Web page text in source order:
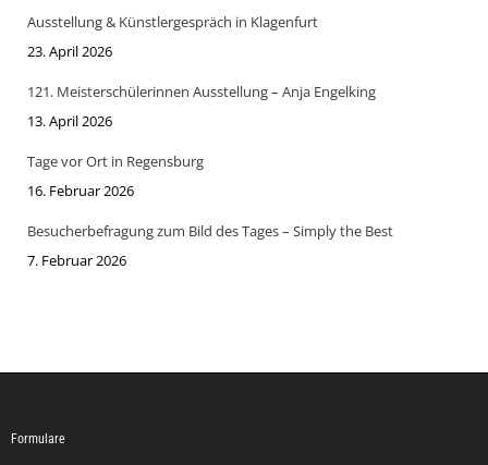
Ausstellung & Künstlergespräch in Klagenfurt
23. April 2026
121. Meisterschülerinnen Ausstellung – Anja Engelking
13. April 2026
Tage vor Ort in Regensburg
16. Februar 2026
Besucherbefragung zum Bild des Tages – Simply the Best
7. Februar 2026
Formulare